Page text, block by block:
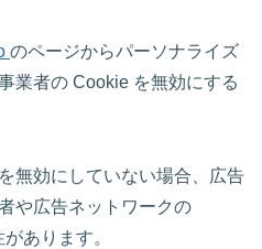
のページからパーソナライズ
業者の Cookie を無効にする
無効にしていない場合、広告
や広告ネットワークの
あります。